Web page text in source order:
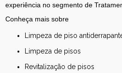
experiência no segmento de
Conheça mais sobre
limpeza de piso
limpeza de pisos
revitalização de pisos